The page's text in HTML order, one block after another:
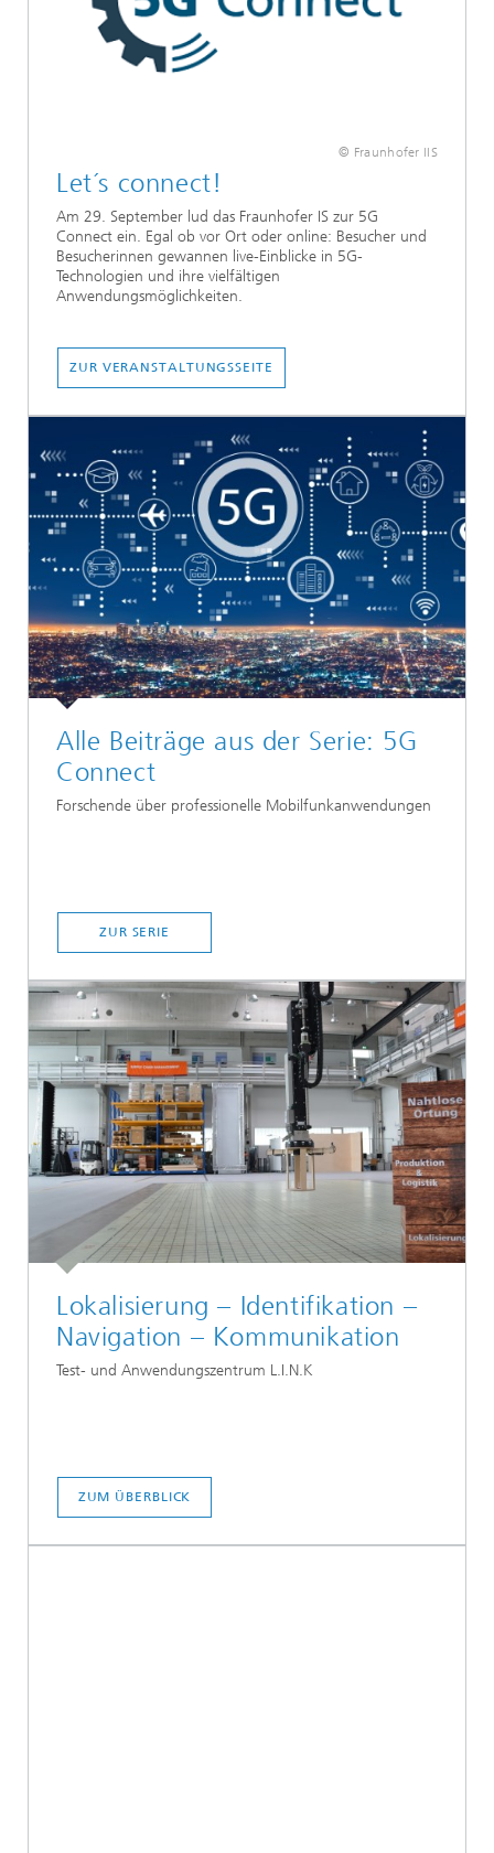
© Fraunhofer IIS
Let´s connect!
Am 29. September lud das Fraunhofer IS zur 5G
Connect ein. Egal ob vor Ort oder online: Besucher und
Besucherinnen gewannen live-Einblicke in 5G-
Technologien und ihre vielfältigen
Anwendungsmöglichkeiten.
ZUR VERANSTALTUNGSSEITE
Alle Beiträge aus der Serie: 5G
Connect
Forschende über professionelle Mobilfunkanwendungen
ZUR SERIE
Lokalisierung – Identifikation –
Navigation – Kommunikation
Test- und Anwendungszentrum L.I.N.K
ZUM ÜBERBLICK